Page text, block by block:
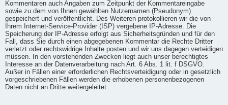
Kommentaren auch Angaben zum Zeitpunkt der Kommentareingabe
sowie zu dem von Ihnen gewählten Nutzernamen (Pseudonym)
gespeichert und veröffentlicht. Des Weiteren protokollieren wir die von
Ihrem Internet-Service-Provider (ISP) vergebene IP-Adresse. Die
Speicherung der IP-Adresse erfolgt aus Sicherheitsgründen und für den
Fall, dass Sie durch einen abgegebenen Kommentar die Rechte Dritter
verletzt oder rechtswidrige Inhalte posten und wir uns dagegen verteidigen
müssen. In den vorstehenden Zwecken liegt auch unser berechtigtes
Interesse an der Datenverarbeitung nach Art. 6 Abs. 1 lit. f DSGVO.
Außer in Fällen einer erforderlichen Rechtsverteidigung oder in gesetzlich
vorgeschriebenen Fällen werden die erhobenen personenbezogenen
Daten nicht an Dritte weitergeleitet.